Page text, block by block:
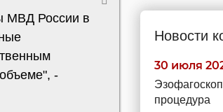
МВД России в
-
Новости
30 июля
процедура